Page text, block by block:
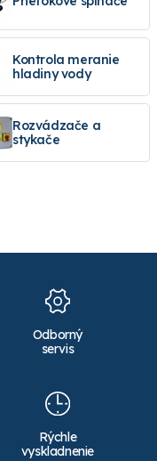
Kontrola meranie
hladiny vody
Rozvádzače a
stykače
Odborný
servis
Rýchle
vyskladnenie